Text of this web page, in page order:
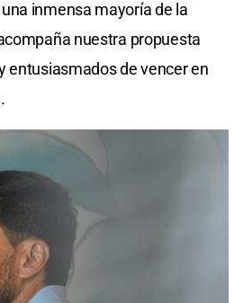
inmensa mayoría de la
nuestra propuesta
entusiasmados de vencer en